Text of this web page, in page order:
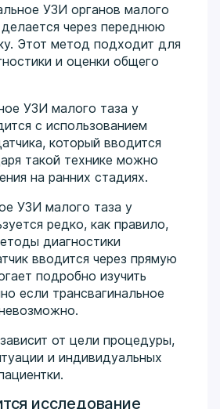
УЗИ органов малого
через переднюю
Этот метод подходит для
и оценки общего
УЗИ малого таза у
с использованием
который вводится
такой технике можно
на ранних стадиях.
УЗИ малого таза у
редко, как правило,
диагностики
вводится через прямую
подробно изучить
если трансвагинальное
от цели процедуры,
и индивидуальных
исследование